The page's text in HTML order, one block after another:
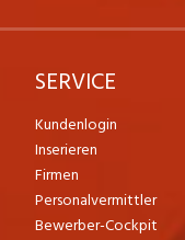
SERVICE
Kundenlogin
Inserieren
Firmen
Personalvermittler
Bewerber-Cockpit